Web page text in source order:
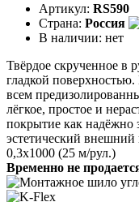
Артикул: RS590
Страна: Россия
В наличии: нет
Твёрдое скрученное в
гладкой
всем
лёгкое, простое и
покрытие как надёжно
эстетический
0,3х1000 (25 м/рул.)
Временно не